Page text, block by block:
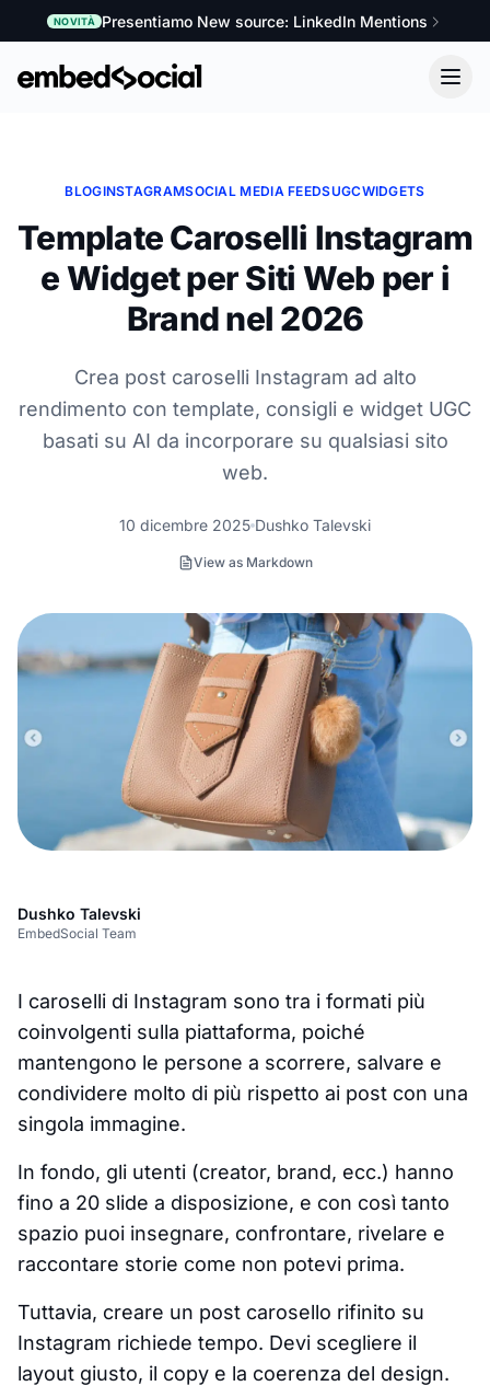
NOVITÀ Presentiamo New source: LinkedIn Mentions
BLOGINSTAGRAMSOCIAL MEDIA FEEDSUGCWIDGETS
Template Caroselli Instagram
e Widget per Siti Web per i
Brand nel 2026
Crea post caroselli Instagram ad alto
rendimento con template, consigli e widget UGC
basati su AI da incorporare su qualsiasi sito
web.
10 dicembre 2025 Dushko Talevski
View as Markdown
Dushko Talevski
EmbedSocial Team
I caroselli di Instagram sono tra i formati più
coinvolgenti sulla piattaforma, poiché
mantengono le persone a scorrere, salvare e
condividere molto di più rispetto ai post con una
singola immagine.
In fondo, gli utenti (creator, brand, ecc.) hanno
fino a 20 slide a disposizione, e con così tanto
spazio puoi insegnare, confrontare, rivelare e
raccontare storie come non potevi prima.
Tuttavia, creare un post carosello rifinito su
Instagram richiede tempo. Devi scegliere il
layout giusto, il copy e la coerenza del design.